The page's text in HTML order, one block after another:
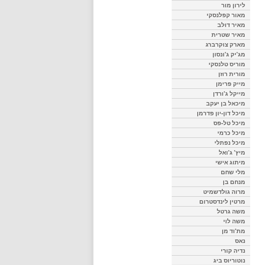
לירון מור
מאור קפלנסקי
מאיר דולב
מאיר שטרית
מארק צוקרברג
מג'יק ג'ונסון
מוריס טלנסקי
מורית רוזן
מייק פרימן
מייקל ג'ורדן
מיכאל בן יעקב
מיכל דון-יון פדרמן
מיכל טל-פס
מיכל כרמי
מיכל נפתלי
מיץ' ג'ואל
מיתוג אישי
מלי שחם
מנחם בן
מרוה גולדשמיט
מרטין לינדסטרום
משה גרטל
משה לוי
מת'וד מן
נאס
נדיה קורי
נוטוריוס ביג